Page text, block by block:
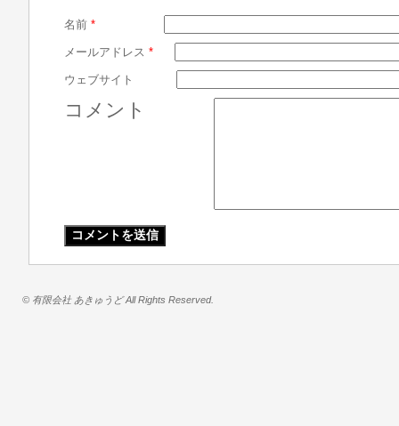
名前 *
メールアドレス *
ウェブサイト
コメント
© 有限会社 あきゅうど All Rights Reserved.